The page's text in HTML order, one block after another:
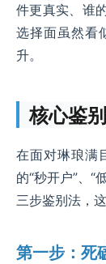
件更真实、谁
选择面虽然看
升。
核心鉴
在面对琳琅满
的“秒开户”、“
三步鉴别法，
第一步：死